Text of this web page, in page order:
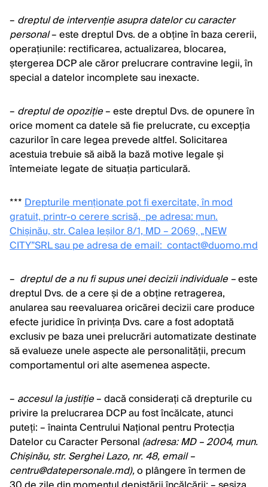
– dreptul de intervenție asupra datelor cu caracter
personal– este dreptul Dvs. de a obține în baza cererii,
operațiunile: rectificarea, actualizarea, blocarea,
ștergerea DCP ale căror prelucrare contravine legii, în
special a datelor incomplete sau inexacte.
– dreptul de opoziție– este dreptul Dvs. de opunere în
orice moment ca datele să fie prelucrate, cu excepția
cazurilor în care legea prevede altfel. Solicitarea
acestuia trebuie să aibă la bază motive legale și
întemeiate legate de situația particulară.
***Drepturile menționate pot fi exercitate, în mod
gratuit, printr-o cerere scrisă, pe adresa: mun.
Chișinău, str. Calea Ieșilor 8/1, MD – 2069, „NEW
CITY”SRL sau pe adresa de email:contact@duomo.md
– dreptul de a nu fi supus unei decizii individuale –este
dreptul Dvs. de a cere și de a obține retragerea,
anularea sau reevaluarea oricărei decizii care produce
efecte juridice în privința Dvs. care a fost adoptată
exclusiv pe baza unei prelucrări automatizate destinate
să evalueze unele aspecte ale personalității, precum
comportamentul ori alte asemenea aspecte.
– accesul la justiție– dacă considerați că drepturile cu
privire la prelucrarea DCP au fost încălcate, atunci
puteți: – înainta Centrului Național pentru Protecția
Datelor cu Caracter Personal (adresa: MD – 2004, mun.
Chișinău, str. Serghei Lazo, nr. 48, email –
centru@datepersonale.md),o plângere în termen de